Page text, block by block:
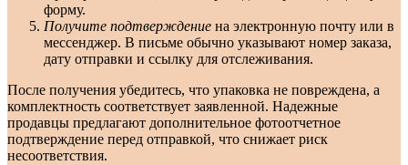
форму.
Получите подтверждение на электронную почту или в
мессенджер. В письме обычно указывают номер заказа,
дату отправки и ссылку для отслеживания.
После получения убедитесь, что упаковка не повреждена, а
комплектность соответствует заявленной. Надежные
продавцы предлагают дополнительное фотоотчетное
подтверждение перед отправкой, что снижает риск
несоответствия.